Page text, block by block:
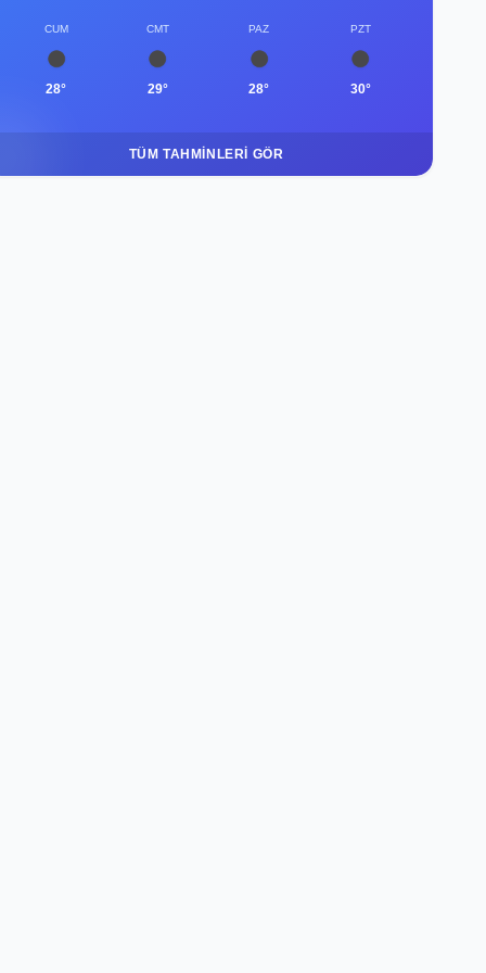
CUM
28°
CMT
29°
PAZ
28°
PZT
30°
TÜM TAHMINLERI GÖR